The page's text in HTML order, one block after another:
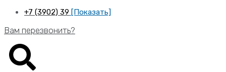
+7 (3902) 39 [Показать]
Вам перезвонить?